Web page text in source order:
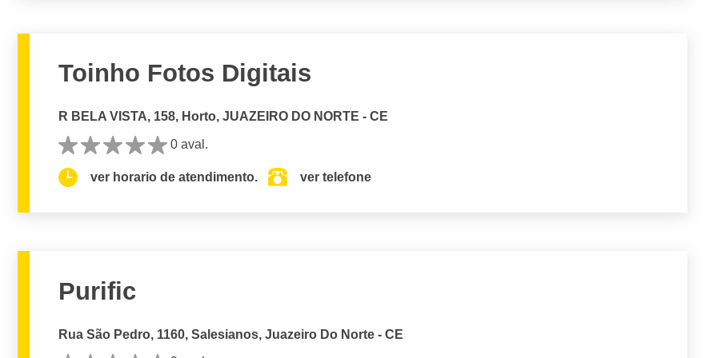
Toinho Fotos Digitais
R BELA VISTA, 158, Horto, JUAZEIRO DO NORTE - CE
0 aval.
ver horario de atendimento. ver telefone
Purific
Rua São Pedro, 1160, Salesianos, Juazeiro Do Norte - CE